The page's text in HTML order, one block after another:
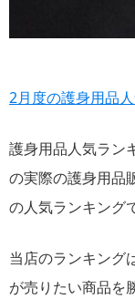
2月度の護身用品
護身用品人気ラン
の実際の護身用品
の人気ランキング
当店のランキング
が売りたい商品を